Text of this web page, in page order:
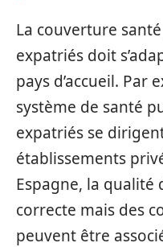
La couverture
expatriés doit
pays d’accueil. Par
système de santé
expatriés se
établissements
Espagne, la qualité
correcte mais des
peuvent être